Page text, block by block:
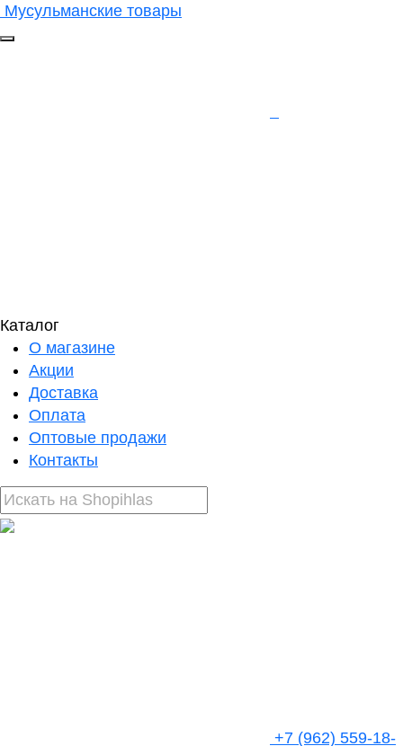
Мусульманские товары
Каталог
О магазине
Акции
Доставка
Оплата
Оптовые продажи
Контакты
+7 (962) 559-18-